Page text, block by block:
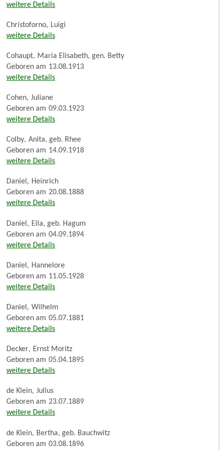
weitere Details
Christoforno, Luigi
weitere Details
Cohaupt, Maria Elisabeth, gen. Betty
Geboren am 13.08.1913
weitere Details
Cohen, Juliane
Geboren am 09.03.1923
weitere Details
Colby, Anita, geb. Rhee
Geboren am 14.09.1918
weitere Details
Daniel, Heinrich
Geboren am 20.08.1888
weitere Details
Daniel , Ella, geb. Hagum
Geboren am 04.09.1894
weitere Details
Daniel , Hannelore
Geboren am 11.05.1928
weitere Details
Daniel , Wilhelm
Geboren am 05.07.1881
weitere Details
Decker, Ernst Moritz
Geboren am 05.04.1895
weitere Details
de Klein, Julius
Geboren am 23.07.1889
weitere Details
de Klein, Bertha, geb. Bauchwitz
Geboren am 03.08.1896